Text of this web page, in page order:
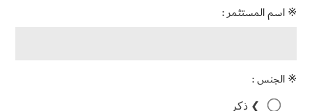
※ اسم المستثمر :
※ الجنس :
❯ ذكر